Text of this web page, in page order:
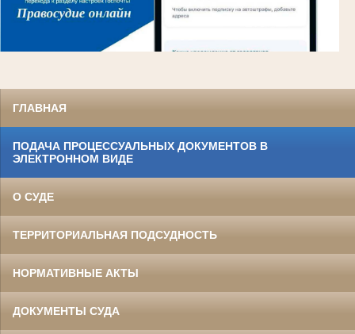
ГЛАВНАЯ
ПОДАЧА ПРОЦЕССУАЛЬНЫХ ДОКУМЕНТОВ В
ЭЛЕКТРОННОМ ВИДЕ
О СУДЕ
ТЕРРИТОРИАЛЬНАЯ ПОДСУДНОСТЬ
НОРМАТИВНЫЕ АКТЫ
ДОКУМЕНТЫ СУДА